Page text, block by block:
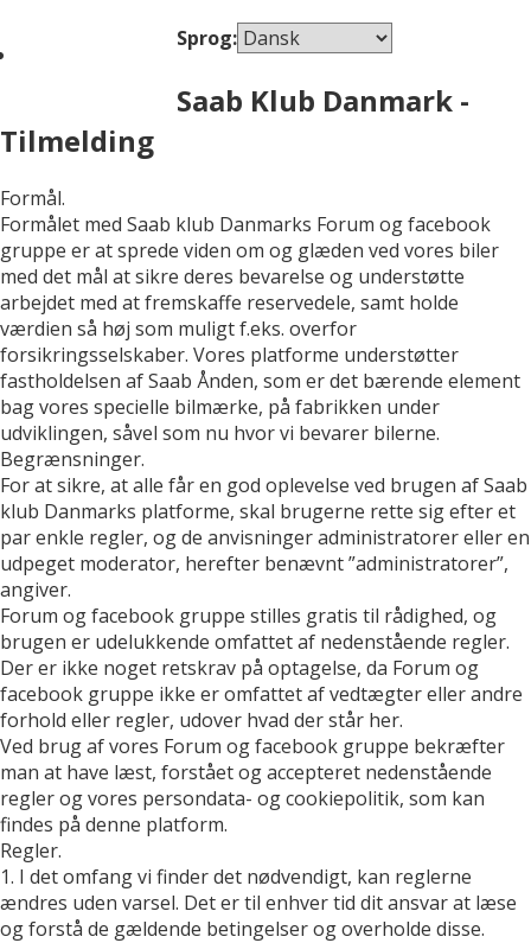
Sprog:
Saab Klub Danmark -
Tilmelding
Formål.
Formålet med Saab klub Danmarks Forum og facebook
gruppe er at sprede viden om og glæden ved vores biler
med det mål at sikre deres bevarelse og understøtte
arbejdet med at fremskaffe reservedele, samt holde
værdien så høj som muligt f.eks. overfor
forsikringsselskaber. Vores platforme understøtter
fastholdelsen af Saab Ånden, som er det bærende element
bag vores specielle bilmærke, på fabrikken under
udviklingen, såvel som nu hvor vi bevarer bilerne.
Begrænsninger.
For at sikre, at alle får en god oplevelse ved brugen af Saab
klub Danmarks platforme, skal brugerne rette sig efter et
par enkle regler, og de anvisninger administratorer eller en
udpeget moderator, herefter benævnt ”administratorer”,
angiver.
Forum og facebook gruppe stilles gratis til rådighed, og
brugen er udelukkende omfattet af nedenstående regler.
Der er ikke noget retskrav på optagelse, da Forum og
facebook gruppe ikke er omfattet af vedtægter eller andre
forhold eller regler, udover hvad der står her.
Ved brug af vores Forum og facebook gruppe bekræfter
man at have læst, forstået og accepteret nedenstående
regler og vores persondata- og cookiepolitik, som kan
findes på denne platform.
Regler.
1. I det omfang vi finder det nødvendigt, kan reglerne
ændres uden varsel. Det er til enhver tid dit ansvar at læse
og forstå de gældende betingelser og overholde disse.